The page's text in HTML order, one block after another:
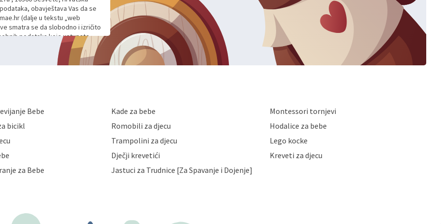
obavještava Vas da se
(dalje u tekstu „web
smatra se da slobodno i izričito
podataka koje ustupate
komunikacije na Vaš upit
davanju podataka te ovu Izjavu
osobne podatke u jednu od
koju možete pročitati
osobnih podataka od
povjerljivost Vaših osobnih
podataka samo onim svojim
Napominjemo da
i objašnjenja odustati od
osobnih podataka. Opoziv
Bebe Kade za bebe
Montessori tornjevi
bicikl Romobili za djecu
Hodalice za bebe
Trampolini za djecu
Lego kocke
Dječji krevetići
Kreveti za djecu
za Bebe Jastuci za Trudnice [Za Spavanje i Dojenje]